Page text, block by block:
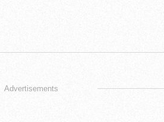
Advertisements